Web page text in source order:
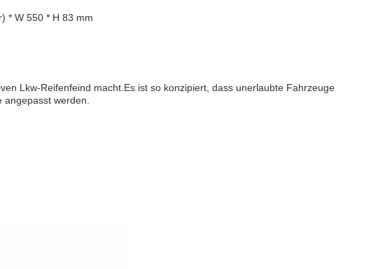
* W 550 * H 83 mm
Lkw-Reifenfeind macht.Es ist so konzipiert, dass unerlaubte Fahrzeuge
werden.